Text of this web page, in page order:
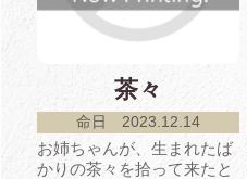
茶々
命日 2023.12.14
お姉ちゃんが、生まれたば
かりの茶々を拾って来たと